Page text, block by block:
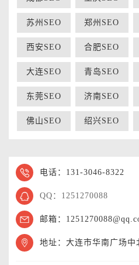
苏州SEO 郑州SEO
西安SEO 合肥SEO
大连SEO 青岛SEO
东莞SEO 济南SEO
佛山SEO 绍兴SEO
电话：131-3046-8322
QQ：1251270088
邮箱：
地址：大连市华南广场中